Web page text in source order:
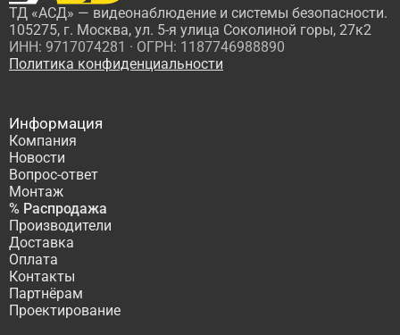
ТД «АСД» — видеонаблюдение и системы безопасности.
105275, г. Москва, ул. 5-я улица Соколиной горы, 27к2
ИНН: 9717074281 · ОГРН: 1187746988890
Политика конфиденциальности
Информация
Компания
Новости
Вопрос-ответ
Монтаж
% Распродажа
Производители
Доставка
Оплата
Контакты
Партнёрам
Проектирование